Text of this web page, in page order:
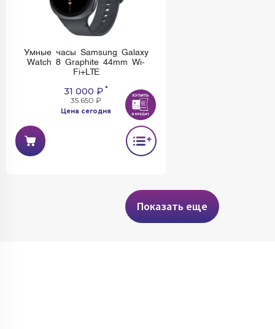
Умные часы Samsung Galaxy
Watch 8 Graphite 44mm Wi-
Fi+LTE
31 000 ₽ *
35 650 ₽
Цена сегодня
Показать еще